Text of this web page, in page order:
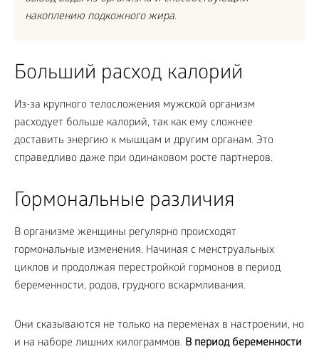
накоплению подкожного жира.
Больший расход калорий
Из-за крупного телосложения мужской организм
расходует больше калорий, так как ему сложнее
доставить энергию к мышцам и другим органам. Это
справедливо даже при одинаковом росте партнеров.
Гормональные различия
В организме женщины регулярно происходят
гормональные изменения. Начиная с менструальных
циклов и продолжая перестройкой гормонов в период
беременности, родов, грудного вскармливания.
Они сказываются не только на переменах в настроении, но
и на наборе лишних килограммов. В период беременности